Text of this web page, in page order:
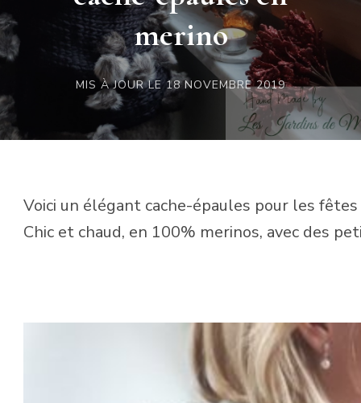
merino
MIS À JOUR LE18 NOVEMBRE 2019
Voici un élégant cache-épaules pour les fêtes
Chic et chaud, en 100% merinos, avec des